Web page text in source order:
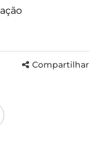
Compartilhar